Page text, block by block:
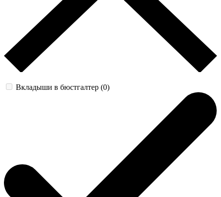
Вкладыши в бюстгалтер (0)